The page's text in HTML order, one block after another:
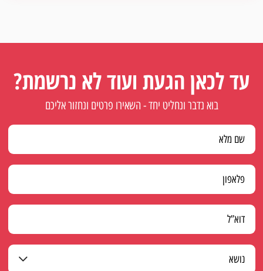
עד לכאן הגעת ועוד לא נרשמת?
בוא נדבר ונחליט יחד - השאירו פרטים ונחזור אליכם